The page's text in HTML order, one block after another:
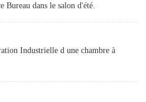
Bureau dans le salon d'été.
Industrielle d une chambre à